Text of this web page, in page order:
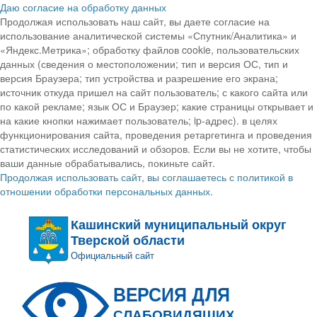
Даю согласие на обработку данных
Продолжая использовать наш сайт, вы даете согласие на
использование аналитической системы «Спутник/Аналитика» и
«Яндекс.Метрика»; обработку файлов cookie, пользовательских
данных (сведения о местоположении; тип и версия ОС, тип и
версия Браузера; тип устройства и разрешение его экрана;
источник откуда пришел на сайт пользователь; с какого сайта или
по какой рекламе; язык ОС и Браузер; какие страницы открывает и
на какие кнопки нажимает пользователь; ip-адрес). в целях
функционирования сайта, проведения ретаргетинга и проведения
статистических исследований и обзоров. Если вы не хотите, чтобы
ваши данные обрабатывались, покиньте сайт.
Продолжая использовать сайт, вы соглашаетесь с политикой в
отношении обработки персональных данных.